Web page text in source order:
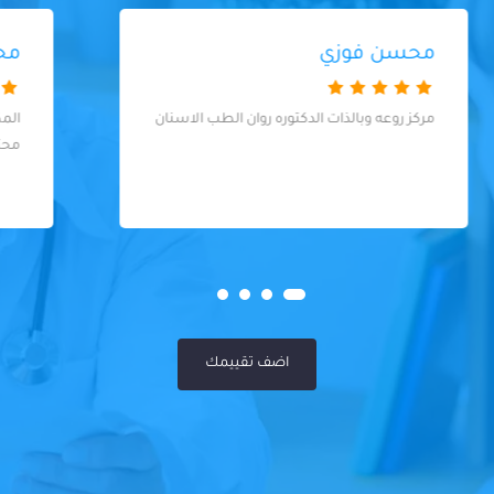
محمد علاء
اضف تقييمك